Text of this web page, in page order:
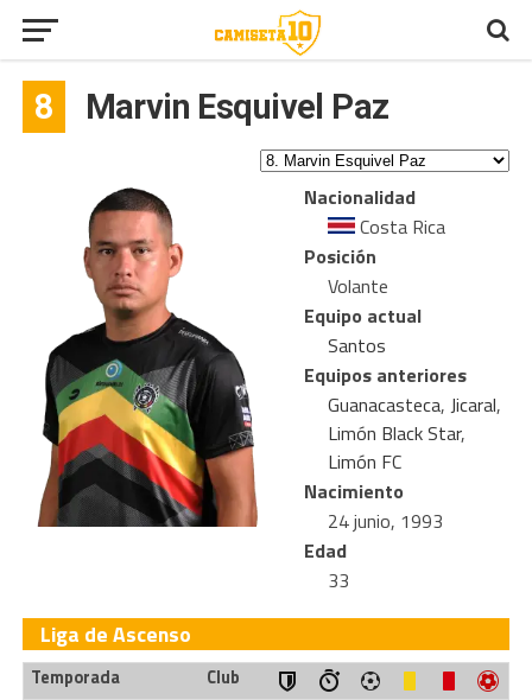
8 Marvin Esquivel Paz
Nacionalidad
Costa Rica
Posición
Volante
Equipo actual
Santos
Equipos anteriores
Guanacasteca, Jicaral,
Limón Black Star,
Limón FC
Nacimiento
24 junio, 1993
Edad
33
Liga de Ascenso
Temporada
Club